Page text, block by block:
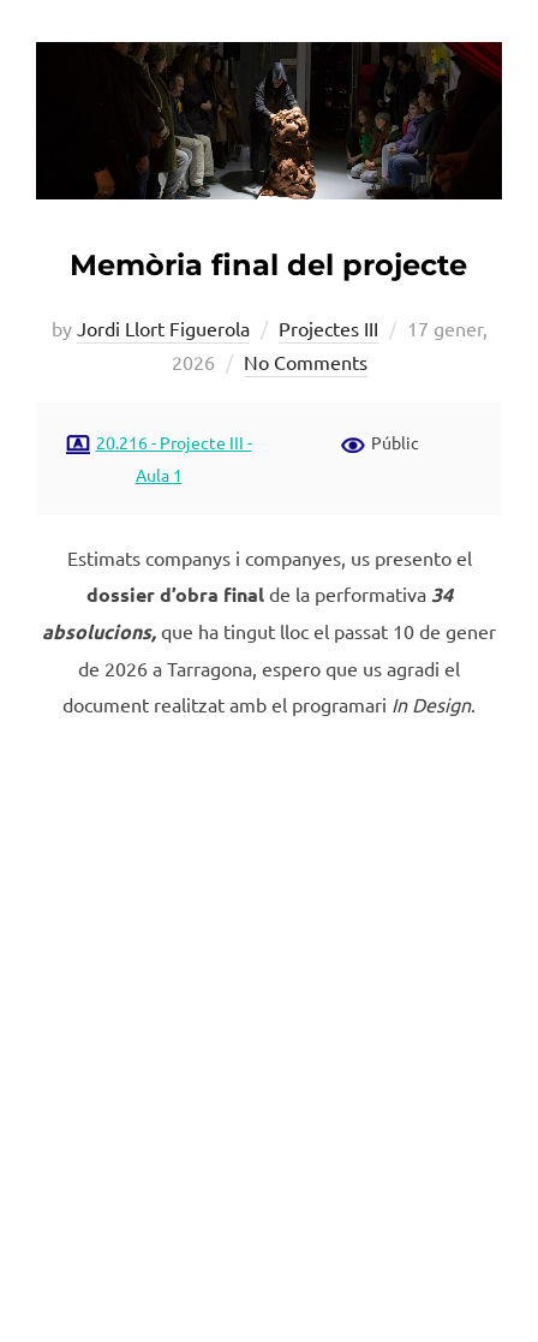
Memòria final del projecte
by Jordi Llort Figuerola Projectes III
Posted
17 gener,
2026
No Comments
20.216 - Projecte III -
Aula 1
Públic
Estimats companys i companyes, us presento el
dossier d’obra finalde la performativa34
absolucions, que ha tingut lloc el passat 10 de gener
de 2026 a Tarragona, espero que us agradi el
document realitzat amb el programari In Design.